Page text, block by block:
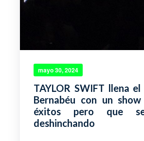
mayo 30, 2024
TAYLOR SWIFT llena
Bernabéu con un
éxitos pero que
deshinchando